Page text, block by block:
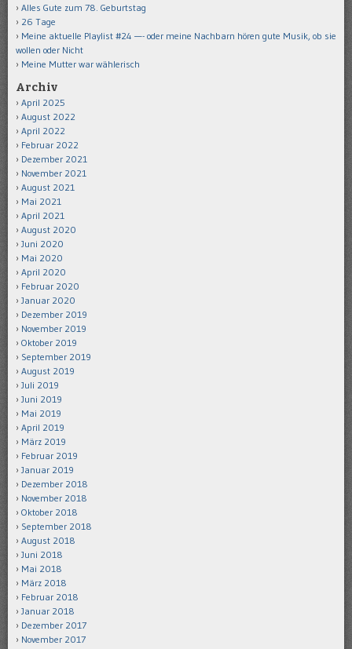
Alles Gute zum 78. Geburtstag
26 Tage
Meine aktuelle Playlist #24 —- oder meine Nachbarn hören gute Musik, ob sie
wollen oder Nicht
Meine Mutter war wählerisch
Archiv
April 2025
August 2022
April 2022
Februar 2022
Dezember 2021
November 2021
August 2021
Mai 2021
April 2021
August 2020
Juni 2020
Mai 2020
April 2020
Februar 2020
Januar 2020
Dezember 2019
November 2019
Oktober 2019
September 2019
August 2019
Juli 2019
Juni 2019
Mai 2019
April 2019
März 2019
Februar 2019
Januar 2019
Dezember 2018
November 2018
Oktober 2018
September 2018
August 2018
Juni 2018
Mai 2018
März 2018
Februar 2018
Januar 2018
Dezember 2017
November 2017